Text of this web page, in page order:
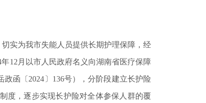
实为我市失能人员提供长期护理保障，经
12月以市人民政府名义向湖南省医疗保障
函〔2024〕136号），分阶段建立长护险
度，逐步实现长护险对全体参保人群的覆